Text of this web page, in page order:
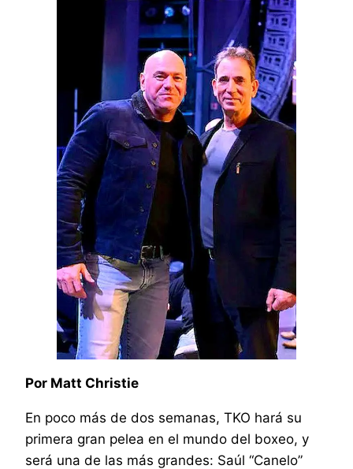
Por Matt Christie
En poco más de dos semanas, TKO hará su
primera gran pelea en el mundo del boxeo, y
será una de las más grandes: Saúl “Canelo”